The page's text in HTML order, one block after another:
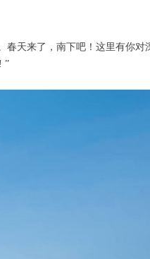
春天来了，南下吧！这里有你对
”